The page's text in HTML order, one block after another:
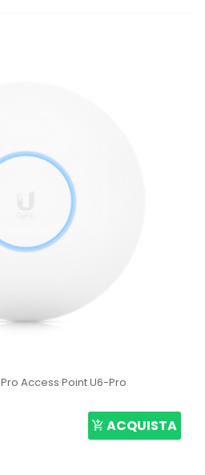
Ubiquiti LiteBeam 5AC Gen2 LBE-5AC-